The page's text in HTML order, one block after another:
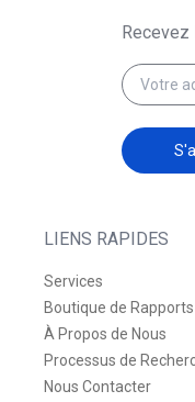
LIENS RAPIDES
Services
Boutique de Rapports
À Propos de Nous
Processus de
Nous Contacter
Recevez